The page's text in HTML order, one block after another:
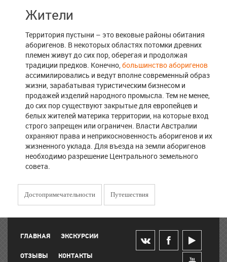
Жители
Территория пустыни – это вековые районы обитания
аборигенов. В некоторых областях потомки древних
племен живут до сих пор, оберегая и продолжая
традиции предков. Конечно,большинство аборигенов
ассимилировались и ведут вполне современный образ
жизни, зарабатывая туристическим бизнесом и
продажей изделий народного промысла. Тем не менее,
до сих пор существуют закрытые для европейцев и
белых жителей материка территории, на которые вход
строго запрещен или ограничен. Власти Австралии
охраняют права и неприкосновенность аборигенов и их
жизненного уклада. Для въезда на земли аборигенов
необходимо разрешение Центрального земельного
совета.
Достопримечательности Путешествия
ГЛАВНАЯ ЭКСКУРСИИ
ОТЗЫВЫ КОНТАКТЫ